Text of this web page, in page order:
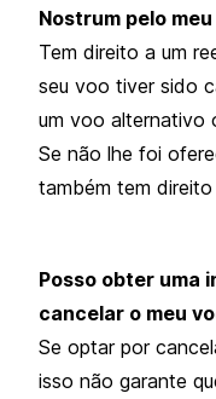
Nostrum pelo
Tem direito a um
seu voo tiver sido
um voo alternativo
Se não lhe foi
também tem
Posso obter uma
cancelar o meu
Se optar por
isso não garante